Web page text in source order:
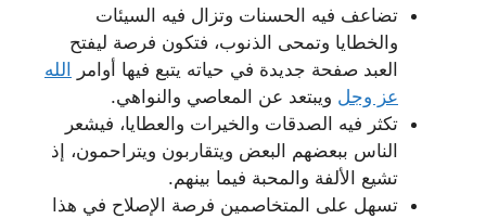
تضاعف فيه الحسنات وتزال فيه السيئات
والخطايا وتمحى الذنوب، فتكون فرصة ليفتح
العبد صفحة جديدة في حياته يتبع فيها أوامر الله
عز وجل ويبتعد عن المعاصي والنواهي.
تكثر فيه الصدقات والخيرات والعطايا، فيشعر
الناس ببعضهم البعض ويتقاربون ويتراحمون، إذ
تشيع الألفة والمحبة فيما بينهم.
تسهل على المتخاصمين فرصة الإصلاح في هذا